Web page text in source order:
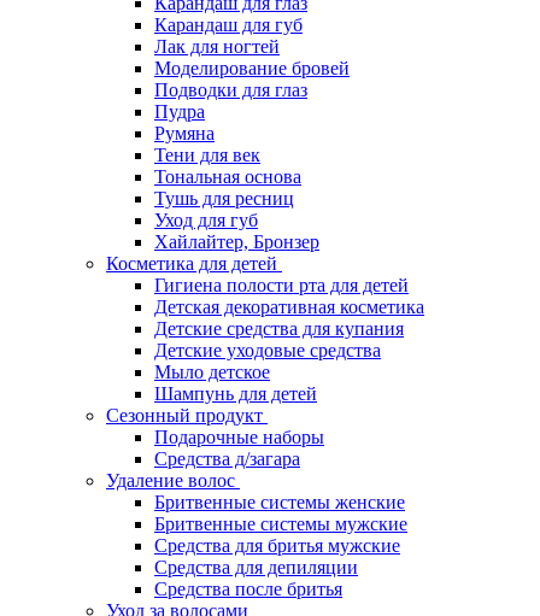
Карандаш для губ
Лак для ногтей
Моделирование бровей
Подводки для глаз
Пудра
Румяна
Тени для век
Тональная основа
Тушь для ресниц
Уход для губ
Хайлайтер, Бронзер
Косметика для детей
Гигиена полости рта для детей
Детская декоративная косметика
Детские средства для купания
Детские уходовые средства
Мыло детское
Шампунь для детей
Сезонный продукт
Подарочные наборы
Средства д/загара
Удаление волос
Бритвенные системы женские
Бритвенные системы мужские
Средства для бритья мужские
Средства для депиляции
Средства после бритья
Уход за волосами